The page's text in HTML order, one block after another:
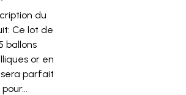
du
Ce lot de
ballons
or en
parfait
pour...